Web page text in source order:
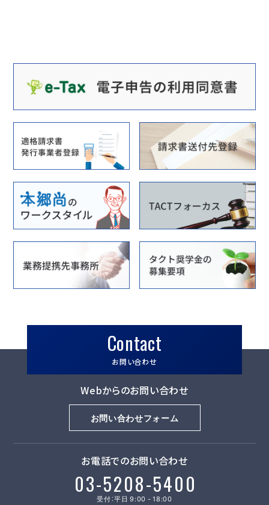
Contact
お問い合わせ
Webからのお問い合わせ
お問い合わせフォーム
お電話でのお問い合わせ
03-5208-5400
受付：平日 9:00 - 18:00